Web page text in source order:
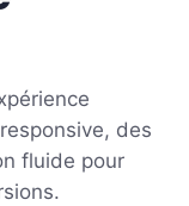
des
fluide pour